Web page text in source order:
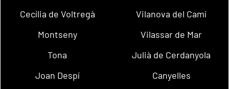
Cecília de Voltregà
Vilanova del Camí
Montseny
Vilassar de Mar
Tona
Julià de Cerdanyola
Joan Despí
Canyelles